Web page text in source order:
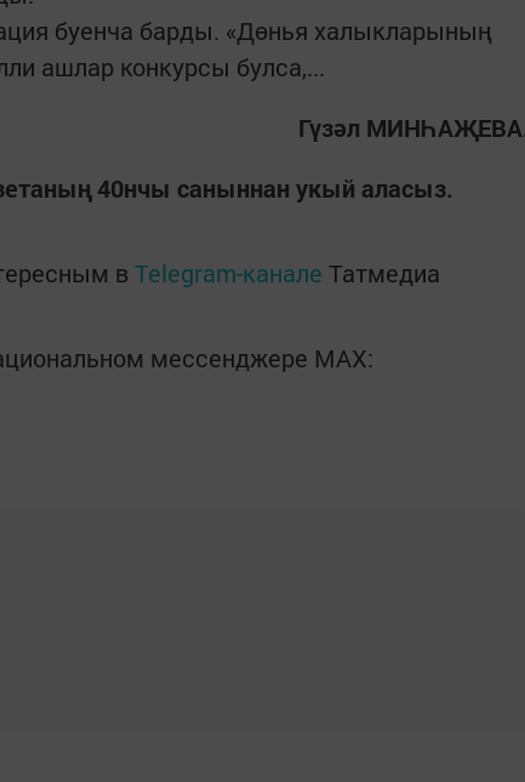
буенча барды. «Дөнья халыкларының
ашлар конкурсы булса,...
Гүзәл
40нчы саныннан укый аласыз.
в Telegram-канале Татмедиа
мессенджере MАХ: